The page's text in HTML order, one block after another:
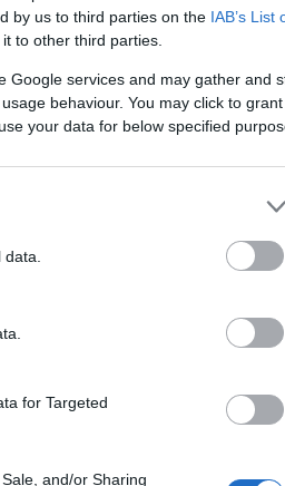
by us to third parties on the IAB’s List
to other third parties.
Google services and may gather and
behaviour. You may click to
your data for below specified
for Targeted
and/or Sharing
la prima
non
ideale per F1 24
i segreti per